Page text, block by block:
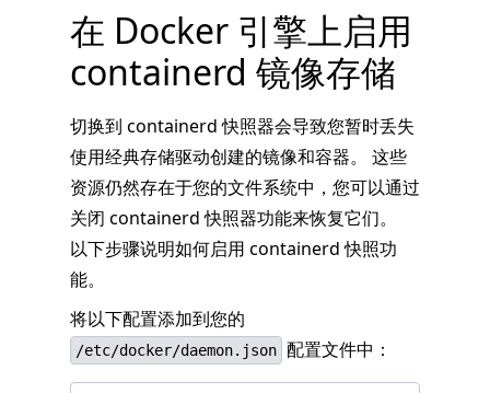
在 Docker 引擎上启用
containerd 镜像存储
切换到 containerd 快照器会导致您暂时丢失
使用经典存储驱动创建的镜像和容器。 这些
资源仍然存在于您的文件系统中，您可以通过
关闭 containerd 快照器功能来恢复它们。
以下步骤说明如何启用 containerd 快照功
能。
将以下配置添加到您的
/etc/docker/daemon.json 配置文件中：